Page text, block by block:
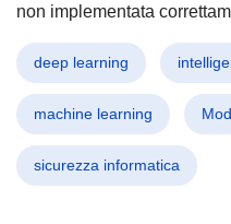
non implementata
deep learning
machine learning
sicurezza informatica